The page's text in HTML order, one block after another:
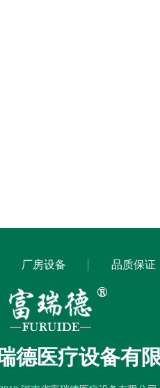
厂房设备
厂房设备
品质保证
德医疗设备有